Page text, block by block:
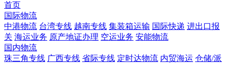
首页
国际物流
中港物流 台湾专线 越南专线 集装箱运输 国际快递 进出口报
关 海运业务 原产地证办理 空运业务 安能物流
国内物流
珠三角专线 广西专线 省际专线 定时达物流 内贸海运 仓储/派